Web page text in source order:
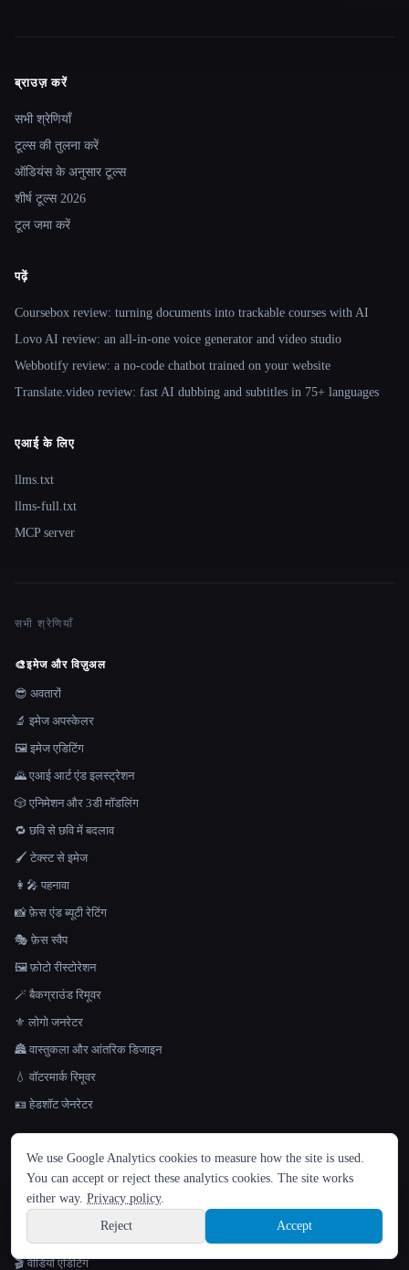
भाषा
English español Français Русский 简体中文
Hindi
Sign up
Site navigation
ब्राउज़ करें
सभी श्रेणियाँ
टूल्स की तुलना करें
ऑडियंस के अनुसार टूल्स
शीर्ष टूल्स 2026
टूल जमा करें
पढ़ें
Coursebox review: turning documents into trackable courses with AI
Lovo AI review: an all-in-one voice generator and video studio
Webbotify review: a no-code chatbot trained on your website
Translate.video review: fast AI dubbing and subtitles in 75+ languages
एआई के लिए
llms.txt
llms-full.txt
MCP server
सभी श्रेणियाँ
🎨इमेज और विज़ुअल
😎 अवतारों
🔬 इमेज अपस्केलर
🖼️ इमेज एडिटिंग
🌄 एआई आर्ट एंड इलस्ट्रेशन
🎲 एनिमेशन और 3डी मॉडलिंग
🔁 छवि से छवि में बदलाव
🖌️ टेक्स्ट से इमेज
👩‍🎤 पहनावा
📸 फ़ेस एंड ब्यूटी रेटिंग
🎭 फ़ेस स्वैप
🖼️ फ़ोटो रीस्टोरेशन
🪄 बैकग्राउंड रिमूवर
⚜️ लोगो जनरेटर
🏯 वास्तुकला और आंतरिक डिजाइन
💧 वॉटरमार्क रिमूवर
🪪 हेडशॉट जेनरेटर
वीडियो
📲 TikTok और शॉर्ट्स क्रिएटर
🎬 इमेज से वीडियो एनिमेशन
🎬 वीडियो एडिटिंग
We use Google Analytics cookies to measure how the site is used.
You can accept or reject these analytics cookies. The site works
either way. Privacy policy.
Reject
Accept